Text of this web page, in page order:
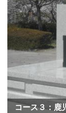
コース３：鹿